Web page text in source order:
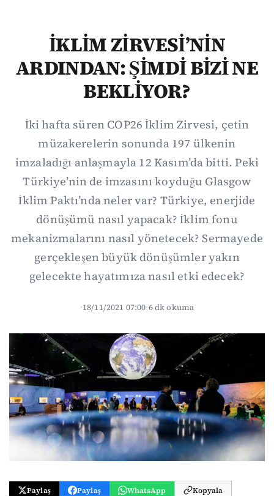
İKLİM ZİRVESİ’NİN
ARDINDAN: ŞİMDİ BİZİ NE
BEKLİYOR?
İki hafta süren COP26 İklim Zirvesi, çetin
müzakerelerin sonunda 197 ülkenin
imzaladığı anlaşmayla 12 Kasım’da bitti. Peki
Türkiye’nin de imzasını koyduğu Glasgow
İklim Paktı’nda neler var? Türkiye, enerjide
dönüşümü nasıl yapacak? İklim fonu
mekanizmalarını nasıl yönetecek? Sermayede
gerçekleşen büyük dönüşümler yakın
gelecekte hayatımıza nasıl etki edecek?
·18/11/2021 07:00·6 dk okuma
Paylaş Paylaş WhatsApp Kopyala